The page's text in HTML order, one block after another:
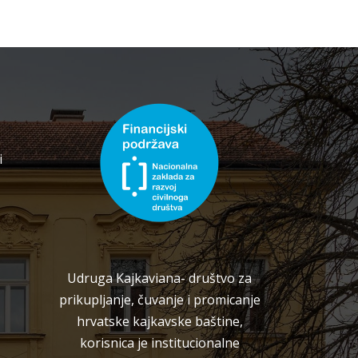
Udruga Kajkaviana- društvo za
prikupljanje, čuvanje i promicanje
hrvatske kajkavske baštine,
korisnica je institucionalne